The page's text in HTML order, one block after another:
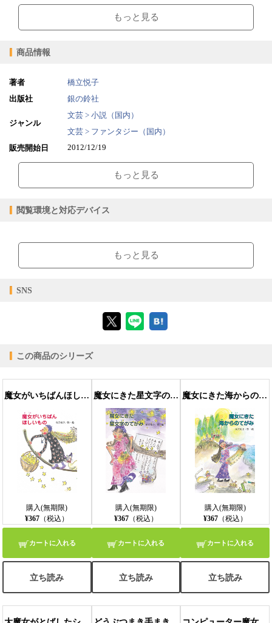
4.ドアのどまん中にあな
6.カメ星へ行く
8.野ウサギ星へ行く
10.トナカイ星へ行く
11.トラ星へ行く
12.カタツムリ星へ行く
13.クジャク星へ行く
14.リス星へ行く
16.音をだきしめる
17.たからばこのふたがあかない
もっと見る
商品情報
著者
橋立悦子
出版社
銀の鈴社
ジャンル
文芸 > 小説（国内）
文芸 > ファンタジー（国内）
販売開始日
2012/12/19
ページ数
208ページ
【販売形態】
もっと見る
閲覧環境と対応デバイス
ブラウザビューア・PC版ConTenDoビューア・モバイルビューア
【対応デバイス】
【PC版ConTenDoビューア】
もっと見る
SNS
この商品のシリーズ
魔女がいちばんほしいもの
購入(無期限)
¥367 （税込）
カートに入れる
立ち読み
魔女にきた星文字のてがみ
購入(無期限)
¥367（税込）
カートに入れる
立ち読み
魔女にきた海からのてがみ
購入(無期限)
¥367（税込）
カートに入れる
立ち読み